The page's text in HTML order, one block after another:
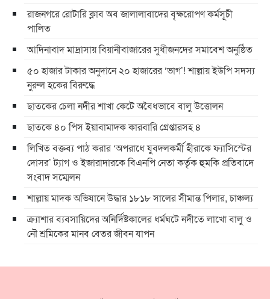
রাজনগরে রোটারি ক্লাব অব জালালাবাদের বৃক্ষরোপণ কর্মসূচী
পালিত
আদিনাবাদ মাদ্রাসায় বিয়ানীবাজারের সুধীজনদের সমাবেশ অনুষ্ঠিত
৫০ হাজার টাকার অনুদানে ২০ হাজারের ‘ভাগ’! শাল্লায় ইউপি সদস্য
নুরুল হকের বিরুদ্ধে
ছাতকের চেলা নদীর শাখা কেটে অবৈধভাবে বালু উত্তোলন
ছাতকে ৪০ পিস ইয়াবামাদক কারবারি গ্রেপ্তারসহ ৪
লিখিত বক্তব্য পাঠ করার ‘অপরাধে যুবদলকর্মী হীরাকে ফ্যাসিস্টের
দোসর’ ট্যাগ ও ইজারাদারকে বিএনপি নেতা কর্তৃক হুমকি প্রতিবাদে
সংবাদ সম্মেলন
শাল্লায় মাদক অভিযানে উদ্ধার ১৮১৮ সালের সীমান্ত পিলার, চাঞ্চল্য
ক্র্যাশার ব্যবসায়িদের অনির্দিষ্টকালের ধর্মঘটে নদীতে লাখো বালু ও
নৌ শ্রমিকের মানব বেতর জীবন যাপন